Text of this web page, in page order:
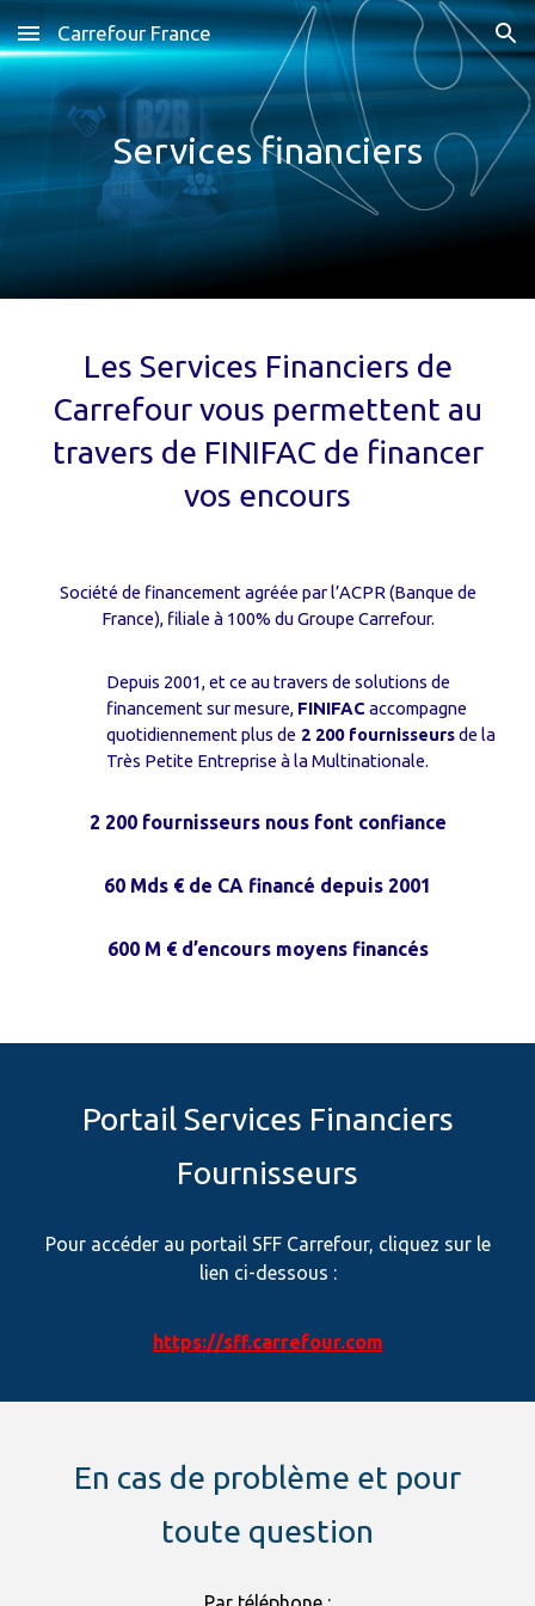
Skip to main content Skip to navigation
Carrefour France
Services financiers
Les Services Financiers de
Carrefour vous permettent au
travers de FINIFAC de financer
vos encours
Société de financement agréée par l’ACPR (Banque de
France), filiale à 100% du Groupe Carrefour.
Depuis 2001, et ce au travers de solutions de
financement sur mesure, FINIFAC accompagne
quotidiennement plus de 2 200 fournisseursde la
Très Petite Entreprise à la Multinationale.
2 200 fournisseurs nous font confiance
60 Mds € de CA financé depuis 2001
600 M € d’encours moyens financés
Portail Services Financiers
Fournisseurs
Pour accéder au portail SFF Carrefour, cliquez sur le
lien ci-dessous :
https://sff.carrefour.com
En cas de problème et pour
toute question